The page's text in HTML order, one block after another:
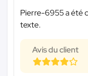
Pierre-6955 a été
texte.
Avis du client